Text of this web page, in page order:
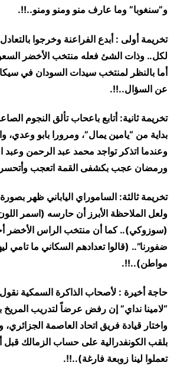
و”سنغوبا” وما عارف منو ومنو ومنو..!!.
تخريمة أولى : أبدع الفراعنة وخرجوا
لكل.. وذات الشئ فعله منتخب الأخضر
أما بالنظر لمنتخب سيدات السودان في
عن السؤال..!!.
تخريمة ثانية: أتابع باعحاب تألق النجوم
بداية من “يامين يمال”، ومرورا بابو
وعندما اتذكر تواجد محمد عبد الرحمن
ورمضان عجب بكشفى القمة اتعجب
تخريمة ثالثة: الساموراي الياباني ظهر
ولعل الملاحظة الأبرز أن حارسه (اسمر
(سوزوكي).. كما أن منتخب الراس الأخضر
ضفورنا”.. (قالوا تعدادهم السكاني ما تامي
مواطن)..!!.
حاجة أخيرة : لأصحاب الذاكرة السمكية
“لامينا نداي” إن رفض عرضاً لتدريب
واختار قيادة فريق اتحاد العاصمة
بلقب الكونفدرالية على حساب الزمالك قبل
تعملوا لينا زوبعة فارغة)..!!.